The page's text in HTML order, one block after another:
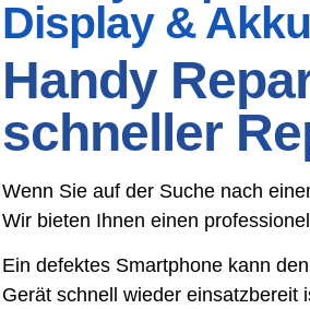
Display &
Handy
schneller
Wenn Sie auf der Suche nach
Wir bieten Ihnen einen
Ein defektes Smartphone kann
Gerät schnell wieder einsatzbereit